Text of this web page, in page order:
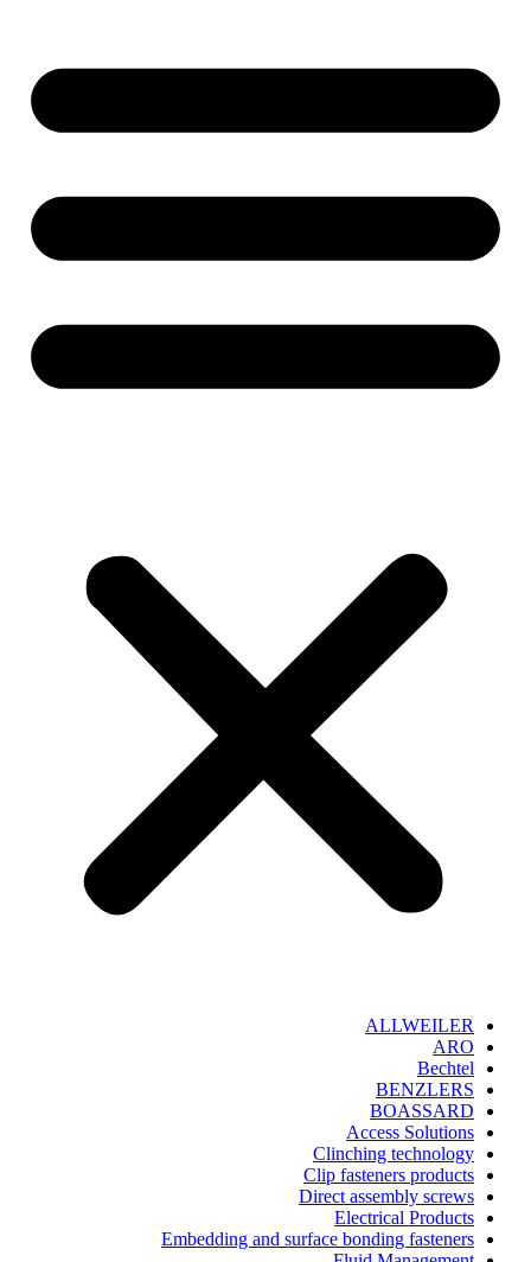
ALLWEILER
ARO
Bechtel
BENZLERS
BOASSARD
Access Solutions
Clinching technology
Clip fasteners products
Direct assembly screws
Electrical Products
Embedding and surface bonding fasteners